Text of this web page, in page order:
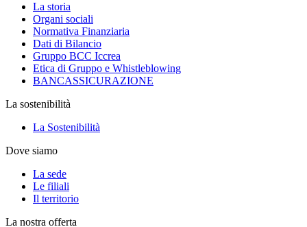
La storia
Organi sociali
Normativa Finanziaria
Dati di Bilancio
Gruppo BCC Iccrea
Etica di Gruppo e Whistleblowing
BANCASSICURAZIONE
La sostenibilità
La Sostenibilità
Dove siamo
La sede
Le filiali
Il territorio
La nostra offerta